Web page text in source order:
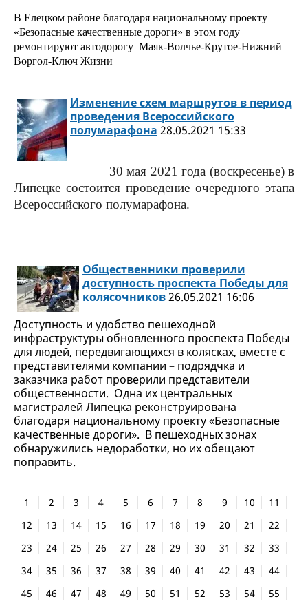
В Елецком районе благодаря национальному проекту
«Безопасные качественные дороги» в этом году
ремонтируют автодорогу Маяк-Волчье-Крутое-Нижний
Воргол-Ключ Жизни
Изменение схем маршрутов в период
проведения Всероссийского
полумарафона 28.05.2021 15:33
30 мая 2021 года (воскресенье) в
Липецке состоится проведение очередного этапа
Всероссийского полумарафона.
Общественники проверили
доступность проспекта Победы для
колясочников26.05.2021 16:06
Доступность и удобство пешеходной
инфраструктуры обновленного проспекта Победы
для людей, передвигающихся в колясках, вместе с
представителями компании – подрядчка и
заказчика работ проверили представители
общественности. Одна их центральных
магистралей Липецка реконструирована
благодаря национальному проекту «Безопасные
качественные дороги». В пешеходных зонах
обнаружились недоработки, но их обещают
поправить.
1 2 3 4 5 6 7 8 9 10
11
12
13 14 15 16 17 18 19 20 21
22
23
24 25 26 27 28 29 30 31 32
33
34
35 36 37 38 39 40 41 42 43
44
45
46 47 48 49 50 51 52 53 54
55